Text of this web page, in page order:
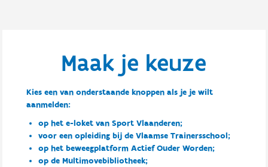
Maak je keuze
Kies een van onderstaande knoppen als je je wilt
aanmelden:
op het e-loket van Sport Vlaanderen;
voor een opleiding bij de Vlaamse Trainersschool;
op het beweegplatform Actief Ouder Worden;
op de Multimovebibliotheek;